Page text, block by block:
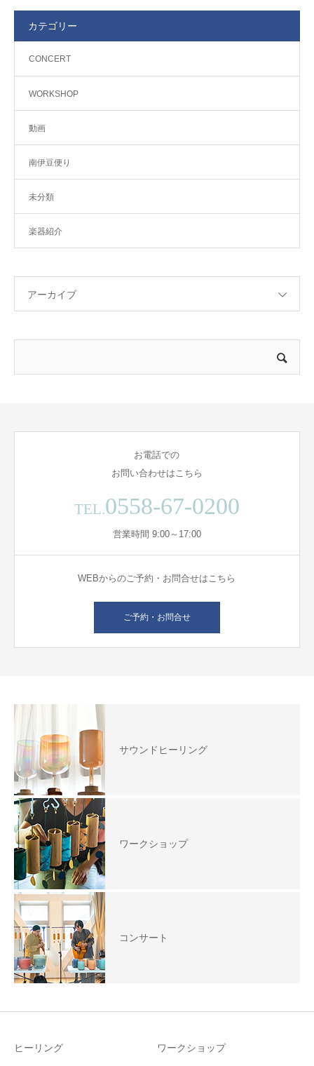
カテゴリー
CONCERT
WORKSHOP
動画
南伊豆便り
未分類
楽器紹介
アーカイブ
お電話での
お問い合わせはこちら
TEL.0558-67-0200
営業時間 9:00～17:00
WEBからのご予約・お問合せはこちら
ご予約・お問合せ
サウンドヒーリング
ワークショップ
コンサート
ヒーリング ワークショップ